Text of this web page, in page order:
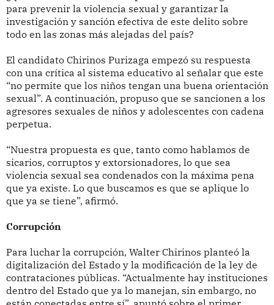
para prevenir la violencia sexual y garantizar la
investigación y sanción efectiva de este delito sobre
todo en las zonas más alejadas del país?
El candidato Chirinos Purizaga empezó su respuesta
con una crítica al sistema educativo al señalar que este
“no permite que los niños tengan una buena orientación
sexual”. A continuación, propuso que se sancionen a los
agresores sexuales de niños y adolescentes con cadena
perpetua.
“Nuestra propuesta es que, tanto como hablamos de
sicarios, corruptos y extorsionadores, lo que sea
violencia sexual sea condenados con la máxima pena
que ya existe. Lo que buscamos es que se aplique lo
que ya se tiene”, afirmó.
Corrupción
Para luchar la corrupción, Walter Chirinos planteó la
digitalización del Estado y la modificación de la ley de
contrataciones públicas. “Actualmente hay instituciones
dentro del Estado que ya lo manejan, sin embargo, no